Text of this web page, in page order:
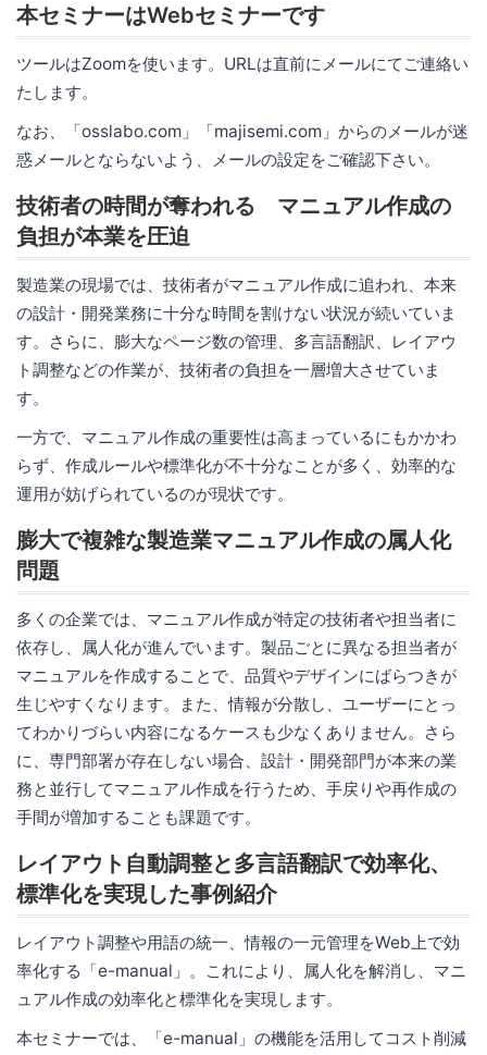
本セミナーはWebセミナーです
ツールはZoomを使います。URLは直前にメールにてご連絡い
たします。
なお、「osslabo.com」「majisemi.com」からのメールが迷
惑メールとならないよう、メールの設定をご確認下さい。
技術者の時間が奪われる マニュアル作成の
負担が本業を圧迫
製造業の現場では、技術者がマニュアル作成に追われ、本来
の設計・開発業務に十分な時間を割けない状況が続いていま
す。さらに、膨大なページ数の管理、多言語翻訳、レイアウ
ト調整などの作業が、技術者の負担を一層増大させていま
す。
一方で、マニュアル作成の重要性は高まっているにもかかわ
らず、作成ルールや標準化が不十分なことが多く、効率的な
運用が妨げられているのが現状です。
膨大で複雑な製造業マニュアル作成の属人化
問題
多くの企業では、マニュアル作成が特定の技術者や担当者に
依存し、属人化が進んでいます。製品ごとに異なる担当者が
マニュアルを作成することで、品質やデザインにばらつきが
生じやすくなります。また、情報が分散し、ユーザーにとっ
てわかりづらい内容になるケースも少なくありません。さら
に、専門部署が存在しない場合、設計・開発部門が本来の業
務と並行してマニュアル作成を行うため、手戻りや再作成の
手間が増加することも課題です。
レイアウト自動調整と多言語翻訳で効率化、
標準化を実現した事例紹介
レイアウト調整や用語の統一、情報の一元管理をWeb上で効
率化する「e-manual」。これにより、属人化を解消し、マニ
ュアル作成の効率化と標準化を実現します。
本セミナーでは、「e-manual」の機能を活用してコスト削減